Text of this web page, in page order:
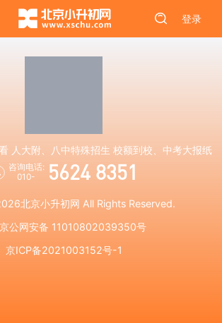
登录
人大附、八中特殊招生 校额到校、中考大报纸
咨询电话:
010-
5624 8351
北京小升初网 All Rights Reserved.
京公网安备 11010802039350号
京ICP备2021003152号-1